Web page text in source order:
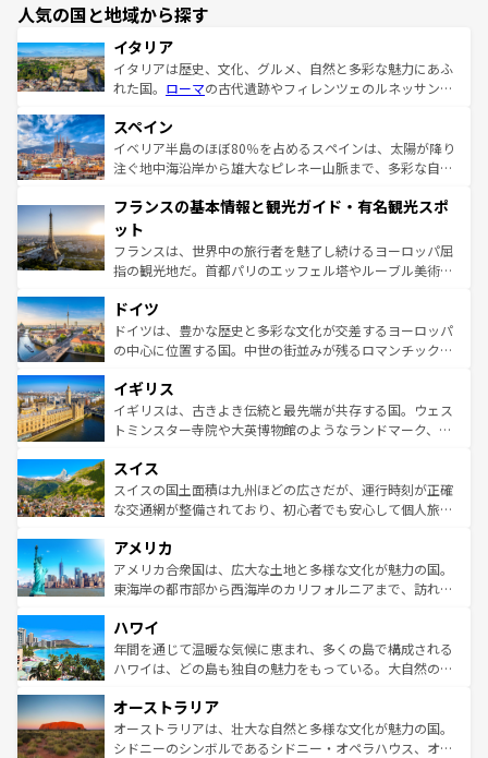
人気の国と地域から探す
イタリア
イタリアは歴史、文化、グルメ、自然と多彩な魅力にあふ
れた国。 ローマの古代遺跡やフィレンツェのルネッサンス
ろん、トスカーナの美しい田園風景やアマルフィ海岸の絶
景など、自然景観も見逃せない。観光の合間には、本場の
ピザやパスタなど、絶品のイタリア料理を堪能することも
ませてくれるイタリアで、忘れられない旅をしてみよう！
なお、新着のイタリア情報は
しい。
スペイン
イベリア半島のほぼ80％を占めるスペインは、太陽が降り
注ぐ地中海沿岸から雄大なピレネー山脈まで、多彩な自然
文化が根付くこの国では、情熱的なフラメンコ、熱気あふ
れる闘牛、そして美味しいタパスが生活の一部となってい
る。首都マドリードの洗練された雰囲気や、バルセロナの
アートに溢れた街角から、地方では古代ローマ遺跡や中世
せる。地方によって風土や気候が異なるスペインはその個
性で訪れる人を魅了する。 なお、新着のスペイン情報は コ
ンテンツ一覧を参照してほしい。
フランスの基本情報と観光ガイド・有名観光スポ
ット
フランスは、世界中の旅行者を魅了し続けるヨーロッパ屈
指の観光地だ。首都パリのエッフェル塔やルーブル美術館
で、幅広い魅力が詰まっている。華麗な宮殿、歴史的な大
聖堂、美しいビーチ、そして豊かな自然が、訪れる者を心
から魅了する。また、フランスは美食の国としても知ら
いる。シャンパンの発祥地であるランス、プロヴァンスの
香り高いラベンダー畑など、多彩な楽しみ方が可能だ。さ
らに、パリ以外の地域にも魅力が溢れており、どの街角に
れる地方に足を運ぶとそれぞれで全く異なる文化を体験で
きるだろう。 なお、新着のフランス情報はコンテンツ一覧
を参照してほしい。
ドイツ
ドイツは、豊かな歴史と多彩な文化が交差するヨーロッパ
の中心に位置する国。中世の街並みが残るロマンチック街
顔を持つこの国は、どこを歩いても飽きることがない。ベ
ルリンの文化的活気、バイエルン州のアルプスの絶景、そ
してライン川沿いのワイン畑といった風景は必見。ビール
は、お酒好きな人にはぜひ体験してほしい。 なお、新着の
ドイツ情報はコンテンツ一覧を参照してほしい。
イギリス
イギリスは、古きよき伝統と最先端が共存する国。ウェス
トミンスター寺院や大英博物館のようなランドマーク、歴
リアごとに異なる魅力がある。また、優雅なアフタヌーン
ティー、ビール好きにはたまらない英国パブ、サッカー観
戦など、本場だからこそできる体験も豊富。イギリスを旅
ンツ一覧を参照してほしい。
スイス
スイスの国土面積は九州ほどの広さだが、運行時刻が正確
な交通網が整備されており、初心者でも安心して個人旅行
の建物がそのまま残る町や、スイスならではのユニークな
博物館もあり、アルプス観光だけでなく町歩きも満喫する
ことができる。国民の所得が高いため物価も高いが、旅行
ば市内交通費無料で観光を楽しむこともできる。 なお、新
着のスイス情報はコンテンツ一覧 を参照してほしい。
アメリカ
アメリカ合衆国は、広大な土地と多様な文化が魅力の国。
東海岸の都市部から西海岸のカリフォルニアまで、訪れる
のような巨大都市は、観光、ショッピング、エンターテイ
ンメントが詰まった刺激的なスポットだ。一方、アメリカ
西部には大自然が広がり、グランドキャニオンやイエロー
部のニューオーリンズでは、音楽と美食が融合した独特の
文化が魅力。旅行者はアメリカの各地域で異なる魅力を楽
しみながら、その多様性と豊かな歴史を感じることができ
ハワイ
年間を通じて温暖な気候に恵まれ、多くの島で構成される
ハワイは、どの島も独自の魅力をもっている。大自然の神
ワイ島は見逃せない。また、定番の観光地といえばオアフ
島だが、静かな自然を求めるならマウイ島やカウアイ島が
おすすめ。エメラルドグリーンに輝く海をはじめ、豊かな
オーストラリア
オーストラリアは、壮大な自然と多様な文化が魅力の国。
シドニーのシンボルであるシドニー・オペラハウス、オー